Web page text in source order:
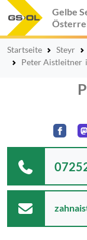
Gelbe
Startseite Steyr
Peter Aistleitner